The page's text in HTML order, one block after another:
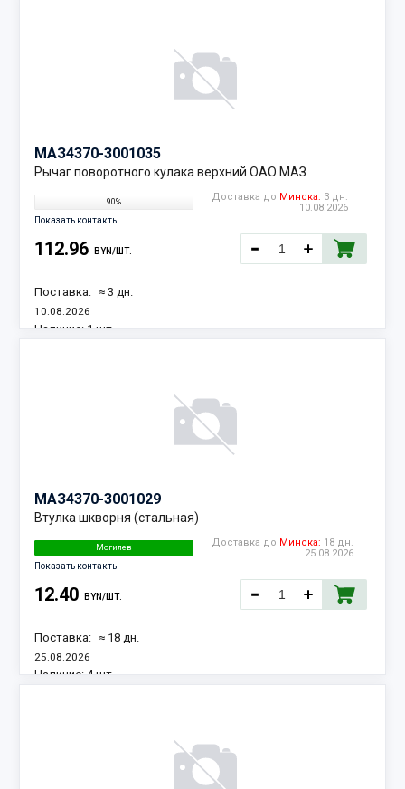
МАЗ4370-3001035
Рычаг поворотного кулака верхний ОАО МАЗ
90%
Показать контакты
Доставка до Минска: 3 дн.
10.08.2026
112.96 BYN/ШТ.
Поставка: ≈ 3 дн.
10.08.2026
Наличие: 1 шт.
МАЗ4370-3001029
Втулка шкворня (стальная)
Могилев
Показать контакты
Доставка до Минска: 18 дн.
25.08.2026
12.40 BYN/ШТ.
Поставка: ≈ 18 дн.
25.08.2026
Наличие: 4 шт.